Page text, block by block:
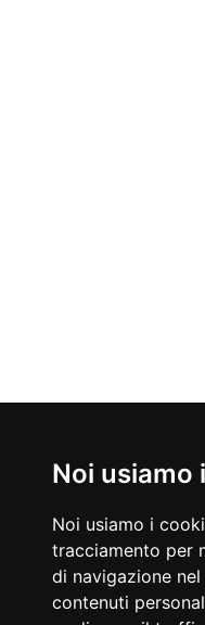
Noi usiamo
Noi usiamo i
tracciamento per
di navigazione
contenuti
Nati Oggi
08/08/1919
Produttore
08/08/1937
Cantautore,
Accadde Oggi
08/08/1959
Muore Don Luigi Sturzo.
08/08/1786
Prima scalata del Monte